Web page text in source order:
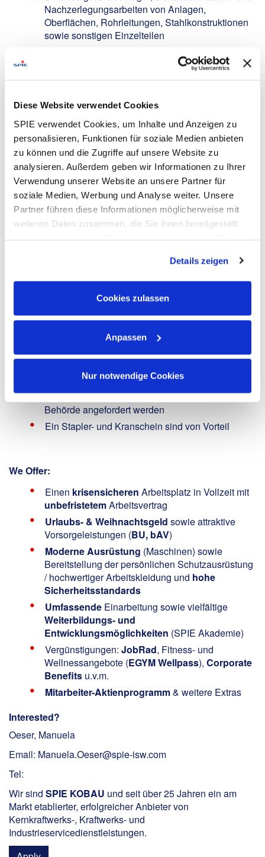
Diese Website verwendet Cookies
SPIE verwendet Cookies, um Inhalte und Anzeigen zu
personalisieren, Funktionen für soziale Medien anbieten
zu können und die Zugriffe auf unsere Website zu
analysieren. Außerdem geben wir Informationen zu Ihrer
Verwendung unserer Website an unsere Partner für
soziale Medien, Werbung und Analyse weiter. Unsere
Partner führen diese Informationen möglicherweise mit
weiteren Daten zusammen, die Sie ihnen bereitgestellt
Verarbeitung Ihrer Daten in den USA ein. Alle weiteren
Informationen zu Cookies finden Sie in unseren
Datenschutzhinweisen.
Details zeigen
Cookies zulassen
Anpassen
Nur notwendige Cookies
Nachzerlegungsarbeiten von Anlagen,
Oberflächen, Rohrleitungen, Stahlkonstruktionen
sowie sonstigen Einzelteilen
Du führst allgemeine Instandhaltungs- und
Du arbeitest u.a. auch in Dekontaminationsboxen
und in Strahlenschutzbereichen
Du reinigst Reststoffe, sortieren diese und führst
sie in den Wertstoffkreislauf zurück
Your Profile:
Du hast einen verantwortungsbewussten
Arbeitsstil
Vor allem aber bist Du engagiert, flexibel,
montagebereit und teamorientiert
Du verfügst über eine abgeschlossene
Industriemechaniker, Maschinen- und
Anlagenbauer oder mehrjährige Erfahrungen als
oder im Umgang mit Demontage- und
Zerlegungsarbeiten, aber kein Muss
Eine ZÜ (Zuverlässigkeitsüberprüfung nach 12b
AtG) und ein Strahlenpass sollte idealerweise
vorhanden sein oder wird bei der entsprechenden
Behörde angefordert werden
Ein Stapler- und Kranschein sind von Vorteil
We Offer:
Einen krisensicheren Arbeitsplatz in Vollzeit mit
unbefristetemArbeitsvertrag
Urlaubs- & Weihnachtsgeld sowie attraktive
Vorsorgeleistungen (BU, bAV)
Moderne Ausrüstung (Maschinen) sowie
Bereitstellung der persönlichen Schutzausrüstung
/ hochwertiger Arbeitskleidung und hohe
Sicherheitsstandards
Umfassende Einarbeitung sowie vielfältige
Weiterbildungs- und
Entwicklungsmöglichkeiten (SPIE Akademie)
Vergünstigungen: JobRad, Fitness- und
Wellnessangebote (EGYM Wellpass), Corporate
Benefits u.v.m.
Mitarbeiter-Aktienprogramm& weitere Extras
Interested?
Oeser, Manuela
Email: Manuela.Oeser@spie-isw.com
Tel:
Wir sind SPIE KOBAU und seit über 25 Jahren ein am
Markt etablierter, erfolgreicher Anbieter von
Kernkraftwerks-, Kraftwerks- und
Industrieservicedienstleistungen.